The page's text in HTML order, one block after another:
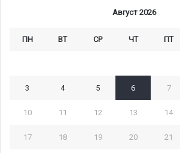
Август 2026
ПН ВТ СР ЧТ ПТ
3 4 5 6 7
10 11 12 13 14
17 18 19 20 21